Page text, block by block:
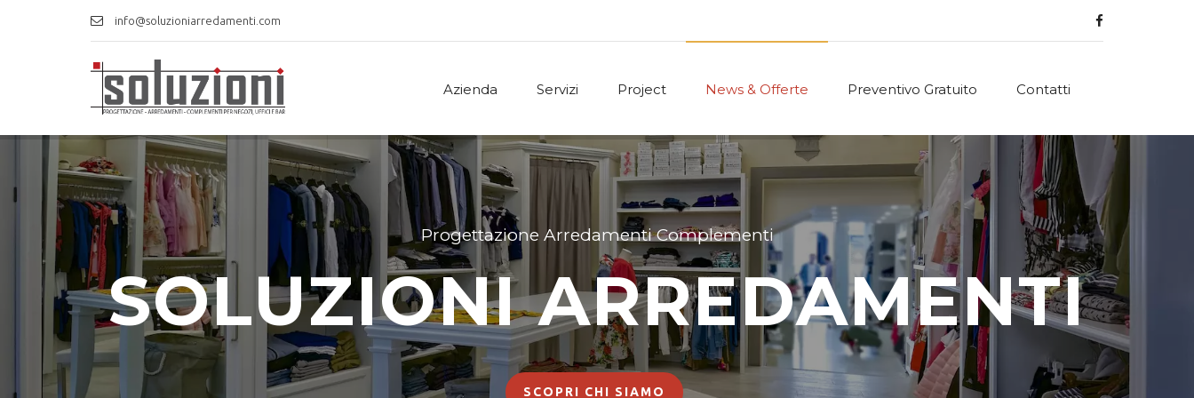
info@soluzioniarredamenti.com
Azienda Servizi Project News & Offerte Preventivo Gratuito Contatti
Progettazione Arredamenti Complementi
SOLUZIONI ARREDAMENTI
SCOPRI CHI SIAMO